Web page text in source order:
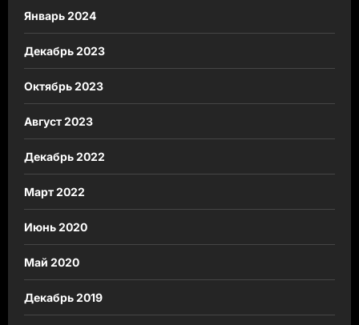
Январь 2024
Декабрь 2023
Октябрь 2023
Август 2023
Декабрь 2022
Март 2022
Июнь 2020
Май 2020
Декабрь 2019